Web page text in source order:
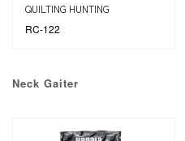
QUILTING HUNTING
RC-122
Neck Gaiter